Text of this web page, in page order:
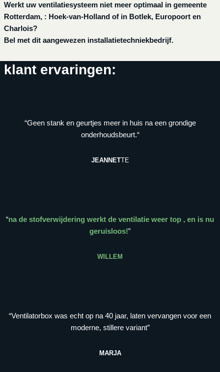
Werkt uw ventilatiesysteem niet meer optimaal in gemeente
Rotterdam, : Hoek-van-Holland of in Botlek, Europoort en
Charlois?
Bel met dit aangewezen installatietechniekbedrijf.
klant ervaringen:
“Geen stank en geurtjes meer in huis na een grondige
onderhoudsbeurt.“
JEANNETTE
“na de stofverwijdering werkt de ventilatie weer top , en is nu
geruisloos!”
WILLEM
“Ventilatorbox was echt op na 40 jaar, laten vervangen voor een
moderne, stillere variant”
MARJA